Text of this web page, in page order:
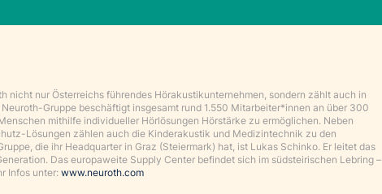
nicht nur Österreichs führendes Hörakustikunternehmen, sondern zählt auch in
Gruppe beschäftigt insgesamt rund 1.550 Mitarbeiter*innen an über 300
mithilfe individueller Hörlösungen Hörstärke zu ermöglichen. Neben
Lösungen zählen auch die Kinderakustik und Medizintechnik zu den
die ihr Headquarter in Graz (Steiermark) hat, ist Lukas Schinko. Er leitet das
Das europaweite Supply Center befindet sich im südsteirischen Lebring –
Infos unter: www.neuroth.com